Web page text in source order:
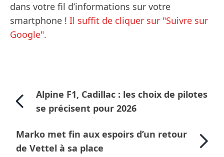
dans votre fil d’informations sur votre
smartphone ! Il suffit de cliquer sur "Suivre sur
Google".
Alpine F1, Cadillac : les choix de pilotes
se précisent pour 2026
Marko met fin aux espoirs d’un retour
de Vettel à sa place